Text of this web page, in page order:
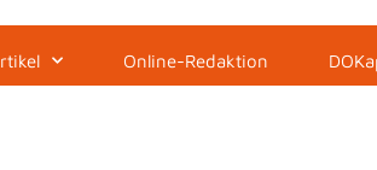
Online-Redaktion